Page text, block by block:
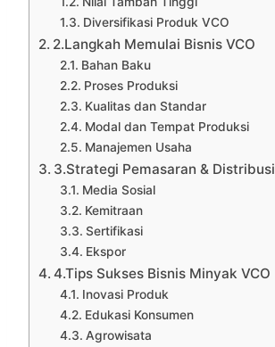
Diversifikasi Produk VCO
2.Langkah Memulai Bisnis VCO
Bahan Baku
Proses Produksi
Kualitas dan Standar
Modal dan Tempat Produksi
Manajemen Usaha
3.Strategi Pemasaran & Distribusi
Media Sosial
Kemitraan
Sertifikasi
Ekspor
4.Tips Sukses Bisnis Minyak VCO
Inovasi Produk
Edukasi Konsumen
Agrowisata